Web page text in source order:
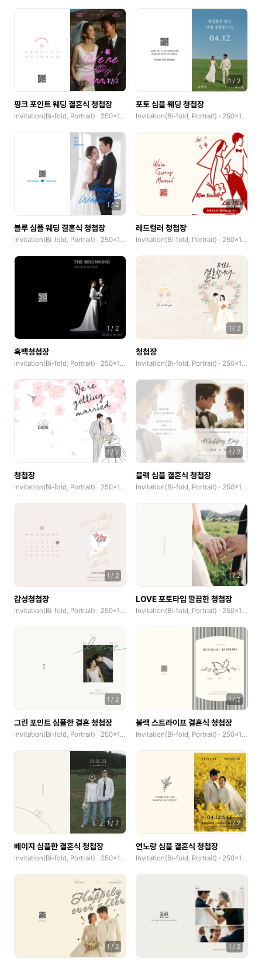
1/2
핑크 포인트 웨딩 결혼식 청첩장
1 / 2
포토 심플 웨딩 청첩장
1/ 2
블루 심플 웨딩 결혼식 청첩장
Invitation(Bi-fold, Portrait) · 250x185mm
1 /2
레드컬러 청첩장
Invitation(Bi-fold, Portrait) · 250x185mm
1 / 2
흑백청첩장
Invitation(Bi-fold, Portrait) · 250x185mm
1 / 2
청첩장
Invitation(Bi-fold, Portrait) · 250x185mm
1 /2
청첩장
Invitation(Bi-fold, Portrait) · 250x185mm
1 / 2
블랙 심플 결혼식 청첩장
Invitation(Bi-fold, Portrait) · 250x185mm
1 / 2
감성청첩장
Invitation(Bi-fold, Portrait) · 250x185mm
1/2
LOVE 포토타입 깔끔한 청첩장
Invitation(Bi-fold, Portrait) · 250x185mm
1 / 2
그린 포인트 심플한 결혼 청첩장
Invitation(Bi-fold, Portrait) · 250x185mm
1/2
블랙 스트라이프 결혼식 청첩장
Invitation(Bi-fold, Portrait) · 250x185mm
1/ 2
베이지 심플한 결혼식 청첩장
Invitation(Bi-fold, Portrait) · 250x185mm
1/2
연노랑 심플 결혼식 청첩장
Invitation(Bi-fold, Portrait) · 250x185mm
1 / 2 1 / 2